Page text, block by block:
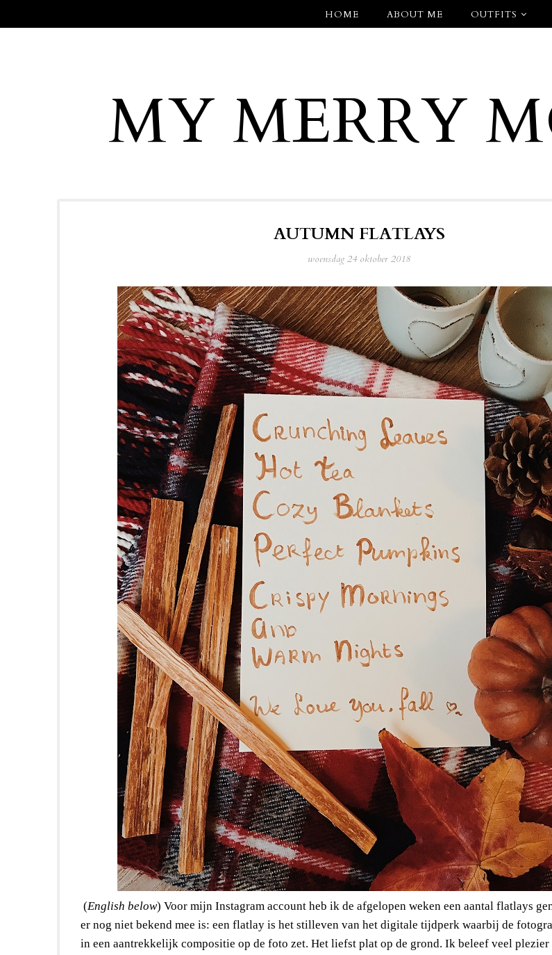
HOME ABOUT ME OUTFITS
MY MERRY
AUTUMN FLATLAYS
woensdag 24 oktober 2018
(English below) Voor mijn Instagram account heb ik de afgelopen weken een aantal flatlays
er nog niet bekend mee is: een flatlay is het stilleven van het digitale tijdperk waarbij de
in een aantrekkelijk compositie op de foto zet. Het liefst plat op de grond. Ik beleef veel plezier